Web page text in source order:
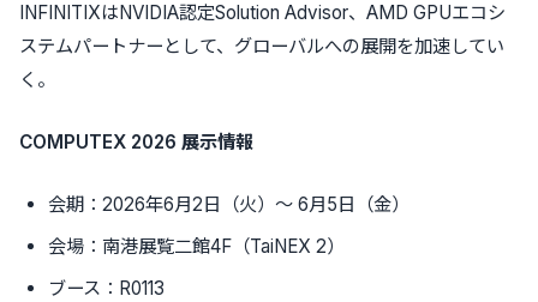
INFINITIXはNVIDIA認定Solution Advisor、AMD GPUエコシ
ステムパートナーとして、グローバルへの展開を加速してい
く。
COMPUTEX 2026 展示情報
会期：2026年6月2日（火）〜 6月5日（金）
会場：南港展覧二館4F（TaiNEX 2）
ブース：R0113